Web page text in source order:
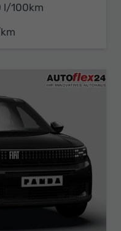
l/100km